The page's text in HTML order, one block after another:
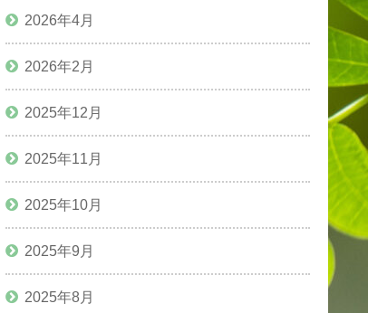
2026年4月
2026年2月
2025年12月
2025年11月
2025年10月
2025年9月
2025年8月